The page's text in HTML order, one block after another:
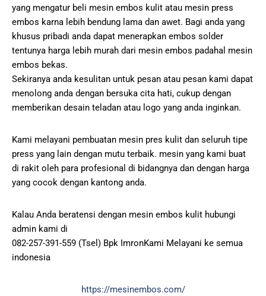
yang mengatur beli mesin embos kulit atau mesin press
embos karna lebih bendung lama dan awet. Bagi anda yang
khusus pribadi anda dapat menerapkan embos solder
tentunya harga lebih murah dari mesin embos padahal mesin
embos bekas.
Sekiranya anda kesulitan untuk pesan atau pesan kami dapat
menolong anda dengan bersuka cita hati, cukup dengan
memberikan desain teladan atau logo yang anda inginkan.
Kami melayani pembuatan mesin pres kulit dan seluruh tipe
press yang lain dengan mutu terbaik. mesin yang kami buat
di rakit oleh para profesional di bidangnya dan dengan harga
yang cocok dengan kantong anda.
Kalau Anda beratensi dengan mesin embos kulit hubungi
admin kami di
082-257-391-559 (Tsel) Bpk ImronKami Melayani ke semua
indonesia
https://mesinembos.com/